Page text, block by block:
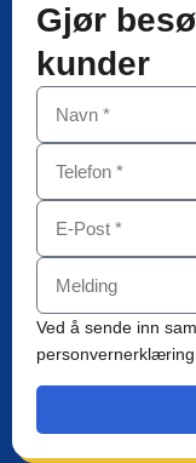
Gjør
kunder
Ved å sende inn